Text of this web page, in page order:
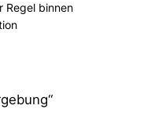
Regel binnen